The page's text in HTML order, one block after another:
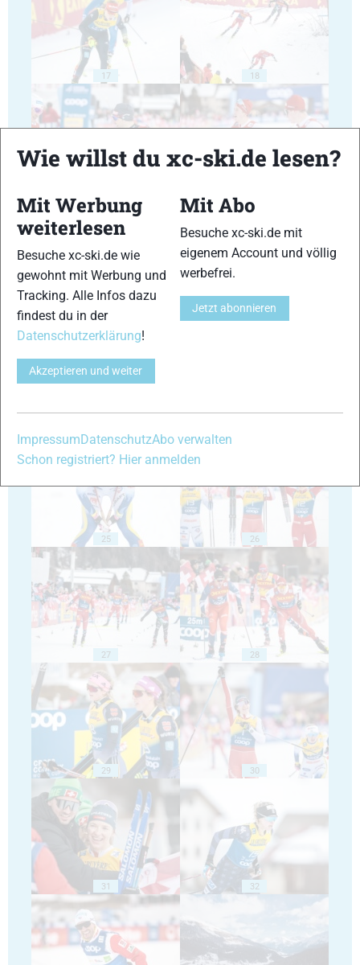
17 18
22
25 26
27 28
29 30
31 32
Wie willst du xc-ski.de lesen?
Mit Werbung
weiterlesen
Besuche xc-ski.de wie
gewohnt mit Werbung und
Tracking. Alle Infos dazu
findest du in der
Datenschutzerklärung!
Akzeptieren und weiter
Mit Abo
Besuche xc-ski.de mit
eigenem Account und völlig
werbefrei.
Jetzt abonnieren
ImpressumDatenschutzAbo verwalten
Schon registriert? Hier anmelden